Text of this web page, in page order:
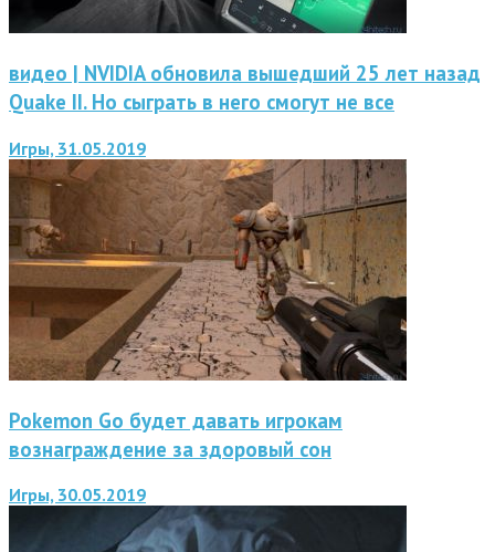
видео | NVIDIA обновила вышедший 25 лет назад
Quake II. Но сыграть в него смогут не все
Игры, 31.05.2019
Pokemon Go будет давать игрокам
вознаграждение за здоровый сон
Игры, 30.05.2019